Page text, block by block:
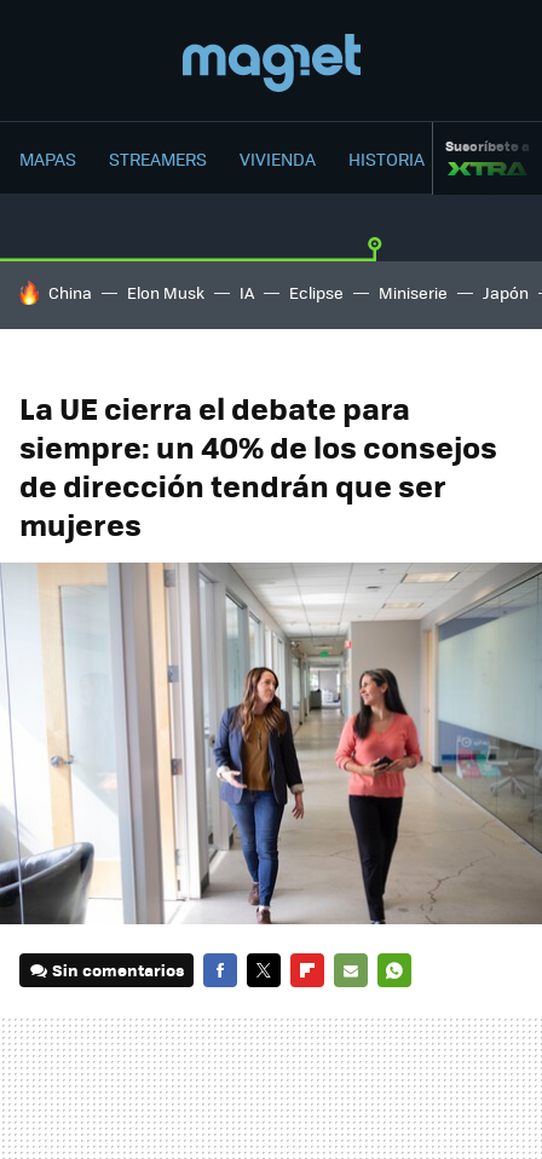
MAPAS STREAMERS VIVIENDA HISTORIA Suscríbete a
HOY SE HABLA DE
China Elon Musk IA Eclipse Miniserie Japón
La UE cierra el debate para
siempre: un 40% de los consejos
de dirección tendrán que ser
mujeres
Sin comentarios
MAIL